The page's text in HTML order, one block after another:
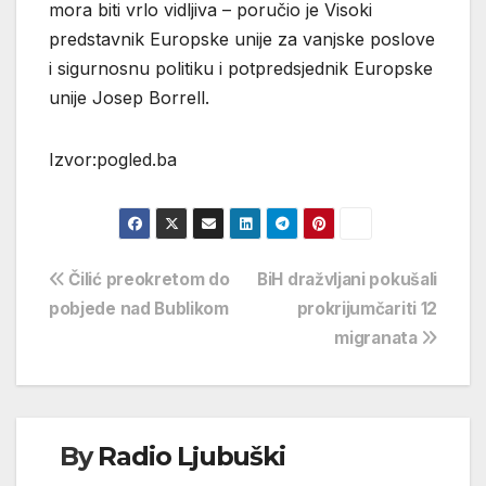
mora biti vrlo vidljiva – poručio je Visoki
predstavnik Europske unije za vanjske poslove
i sigurnosnu politiku i potpredsjednik Europske
unije Josep Borrell.
Izvor:pogled.ba
Navigacija
objava
BiH dražvljani pokušali
prokrijumčariti 12
migranata
Čilić preokretom do
pobjede nad Bublikom
ByRadio Ljubuški